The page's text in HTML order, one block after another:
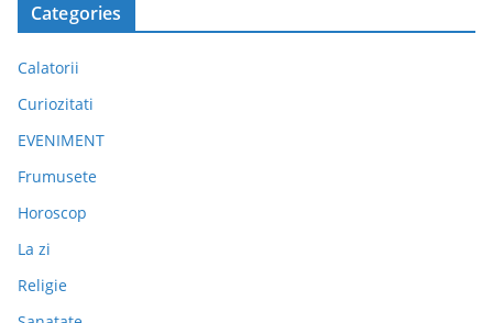
Categories
Calatorii
Curiozitati
EVENIMENT
Frumusete
Horoscop
La zi
Religie